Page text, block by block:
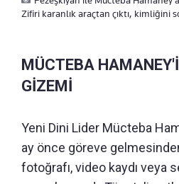
Zifiri karanlık araçtan çıktı, kimliğini
MÜCTEBA
GİZEMİ
Yeni Dini Lider Mücteba
ay önce göreve
fotoğrafı, video kaydı veya